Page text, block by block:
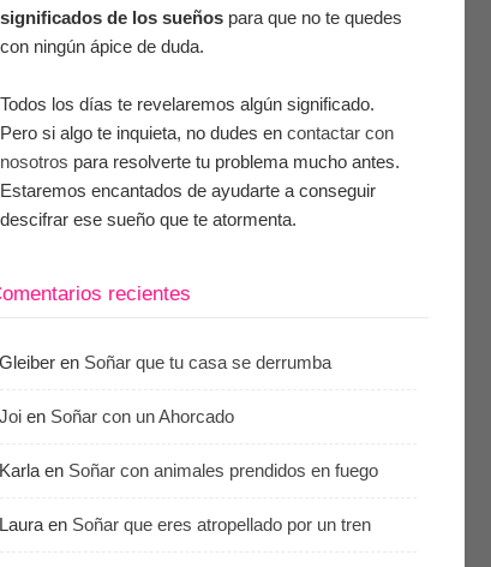
significados de los sueños para que no te quedes
con ningún ápice de duda.
Todos los días te revelaremos algún significado.
Pero si algo te inquieta, no dudes en contactar con
nosotros para resolverte tu problema mucho antes.
Estaremos encantados de ayudarte a conseguir
descifrar ese sueño que te atormenta.
recientes
Gleiber en Soñar que tu casa se derrumba
Joi en Soñar con un Ahorcado
Karla en Soñar con animales prendidos en fuego
Laura en Soñar que eres atropellado por un tren